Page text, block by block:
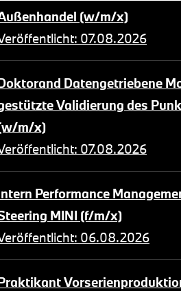
(w/m/x)
07.08.2026
Datengetriebene
Validierung des
m/x)
07.08.2026
Performance
MINI (f/m/x)
06.08.2026